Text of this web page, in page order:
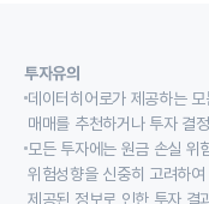
투자유의
데이터히어로가 제공하는
매매를 추천하거나 투자 결
모든 투자에는 원금 손실 위
위험성향을 신중히 고려하
제공된 정보로 인한 투자 결